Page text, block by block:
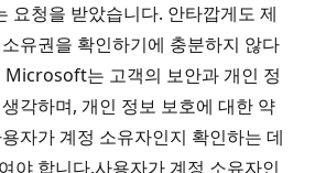
요청을 받았습니다. 안타깝게도 제
유권을 확인하기에 충분하지 않다
는 고객의 보안과 개인 정
각하며, 개인 정보 보호에 대한 약
자가 계정 소유자인지 확인하는 데
야 합니다.사용자가 계정 소유자인